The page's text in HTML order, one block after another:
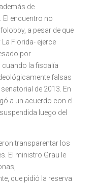
de
encuentro no
a pesar de que
Florida- ejerce
por
cuando la fiscalía
falsas
de 2013. En
a un acuerdo con el
luego del
transparentar los
El ministro Grau le
que pidió la reserva